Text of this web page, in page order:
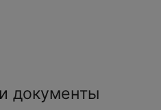
документы